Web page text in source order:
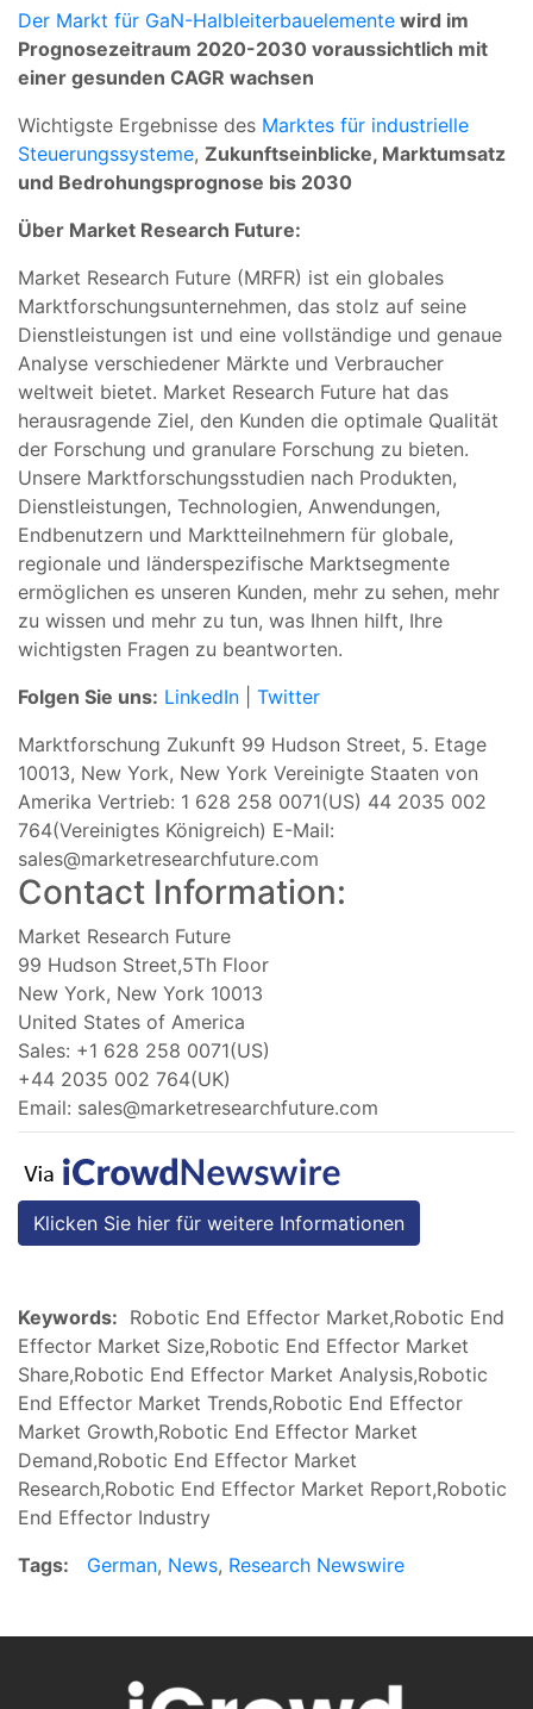
Der Markt für GaN-Halbleiterbauelemente wird im
Prognosezeitraum 2020-2030 voraussichtlich mit
einer gesunden CAGR wachsen
Wichtigste Ergebnisse des Marktes für industrielle
Steuerungssysteme, Zukunftseinblicke, Marktumsatz
und Bedrohungsprognose bis 2030
Über Market Research Future:
Market Research Future (MRFR) ist ein globales
Marktforschungsunternehmen, das stolz auf seine
Dienstleistungen ist und eine vollständige und genaue
Analyse verschiedener Märkte und Verbraucher
weltweit bietet. Market Research Future hat das
herausragende Ziel, den Kunden die optimale Qualität
der Forschung und granulare Forschung zu bieten.
Unsere Marktforschungsstudien nach Produkten,
Dienstleistungen, Technologien, Anwendungen,
Endbenutzern und Marktteilnehmern für globale,
regionale und länderspezifische Marktsegmente
ermöglichen es unseren Kunden, mehr zu sehen, mehr
zu wissen und mehr zu tun, was Ihnen hilft, Ihre
wichtigsten Fragen zu beantworten.
Folgen Sie uns: LinkedIn
Twitter
Marktforschung Zukunft 99 Hudson Street, 5. Etage
10013, New York, New York Vereinigte Staaten von
Amerika Vertrieb: 1 628 258 0071(US) 44 2035 002
764(Vereinigtes Königreich) E-Mail:
sales@marketresearchfuture.com
Contact Information:
Market Research Future
99 Hudson Street,5Th Floor
New York, New York 10013
United States of America
Sales: +1 628 258 0071(US)
+44 2035 002 764(UK)
Email: sales@marketresearchfuture.com
Klicken Sie hier für weitere Informationen
Keywords: Robotic End Effector Market,Robotic End
Effector Market Size,Robotic End Effector Market
Share,Robotic End Effector Market Analysis,Robotic
End Effector Market Trends,Robotic End Effector
Market Growth,Robotic End Effector Market
Demand,Robotic End Effector Market
Research,Robotic End Effector Market Report,Robotic
End Effector Industry
Tags:
German, News, Research Newswire